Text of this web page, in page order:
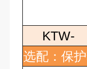
KTW-
选配：保